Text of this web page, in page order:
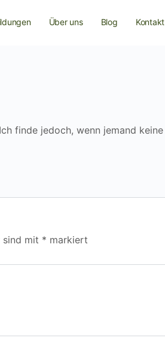
Über uns Blog Kontakt
finde jedoch, wenn jemand keine
sind mit * markiert